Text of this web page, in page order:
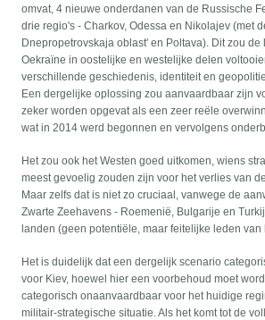
omvat, 4 nieuwe onderdanen van de Russische
drie regio's - Charkov, Odessa en Nikolajev (met
Dnepropetrovskaja oblast' en Poltava). Dit zou
Oekraïne in oostelijke en westelijke delen
verschillende geschiedenis, identiteit en
Een dergelijke oplossing zou aanvaardbaar zijn
zeker worden opgevat als een zeer reële
wat in 2014 werd begonnen en vervolgens
Het zou ook het Westen goed uitkomen, wiens
meest gevoelig zouden zijn voor het verlies van
Maar zelfs dat is niet zo cruciaal, vanwege de
Zwarte Zeehavens - Roemenië, Bulgarije en
landen (geen potentiële, maar feitelijke leden van
Het is duidelijk dat een dergelijk scenario
voor Kiev, hoewel hier een voorbehoud moet
categorisch onaanvaardbaar voor het huidige
militair-strategische situatie. Als het komt tot de